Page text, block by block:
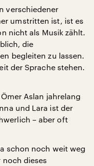
verschiedener
umstritten ist, ist es
nicht als Musik zählt.
die
begleiten zu lassen.
der Sprache stehen.
Aslan jahrelang
und Lara ist der
– aber oft
schon noch weit weg
noch dieses